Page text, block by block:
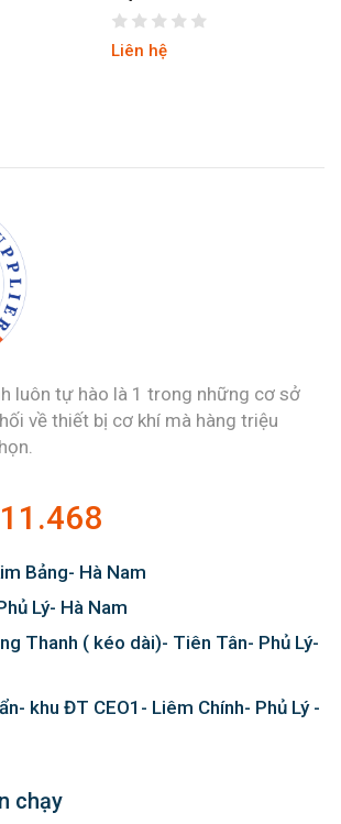
CÀNG RỘNG
Liên hệ
luôn tự hào là 1 trong những cơ sở
về thiết bị cơ khí mà hàng triệu
Bảng- Hà Nam
Lý- Hà Nam
Thanh ( kéo dài)- Tiên Tân- Phủ Lý-
khu ĐT CEO1- Liêm Chính- Phủ Lý -
chạy